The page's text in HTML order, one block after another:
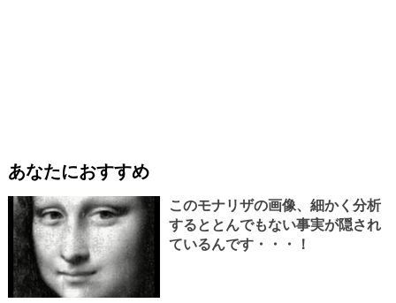
あなたにおすすめ
このモナリザの画像、細かく分析
するととんでもない事実が隠され
ているんです・・・！